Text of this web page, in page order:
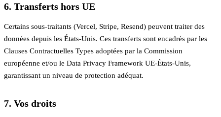
6. Transferts hors UE
Certains sous-traitants (Vercel, Stripe, Resend) peuvent traiter des
données depuis les États-Unis. Ces transferts sont encadrés par les
Clauses Contractuelles Types adoptées par la Commission
européenne et/ou le Data Privacy Framework UE-États-Unis,
garantissant un niveau de protection adéquat.
7. Vos droits